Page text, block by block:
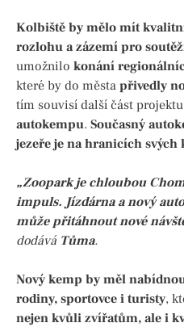
Kolbiště by mělo mít
rozlohu a zázemí pro
umožnilo konání
které by do města přivedly
tím souvisí další část projektu
autokempu. Současný
jezeře je na hranicích svých
„Zoopark je chloubou
impuls. Jízdárna a nový
může přitáhnout nové
dodává Tůma.
Nový kemp by měl
rodiny, sportovce i turisty,
nejen kvůli zvířatům, ale i